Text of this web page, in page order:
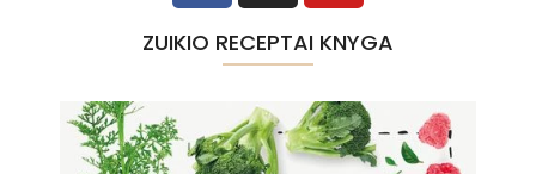
ZUIKIO RECEPTAI KNYGA